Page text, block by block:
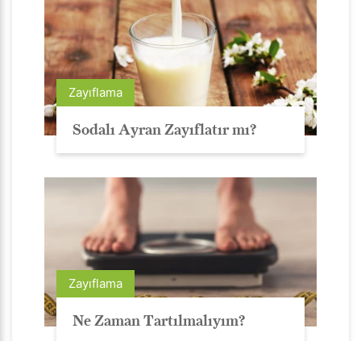
Zayıflama
Sodalı Ayran Zayıflatır mı?
Zayıflama
Ne Zaman Tartılmalıyım?